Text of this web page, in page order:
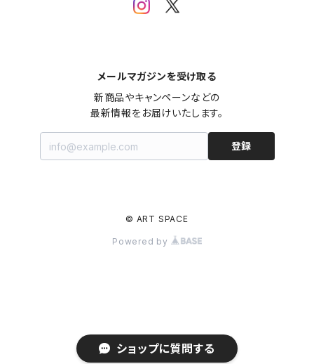
ショップに質問する
メールマガジンを受け取る
新商品やキャンペーンなどの
最新情報をお届けいたします。
登録
© ART SPACE
Powered by